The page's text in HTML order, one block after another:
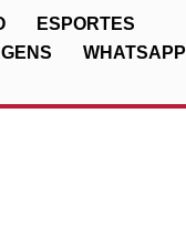
ESPORTES
WHATSAPP